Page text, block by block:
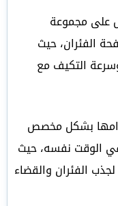
على مجموعة
الفئران، حيث
التكيف مع
بشكل مخصص
الوقت نفسه، حيث
الفئران والقضاء